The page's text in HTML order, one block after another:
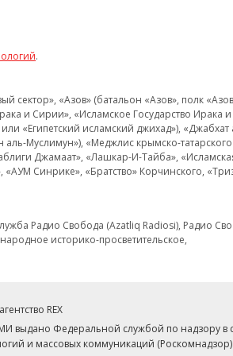
.
«Азов» (батальон «Азов», полк
и Сирии», «Исламское Государство Ирака и
«Египетский исламский джихад»), «Джабхат
Муслимун»), «Меджлис крымско-татарского
Джамаат», «Лашкар-И-Тайба»,
Синрике», «Братство» Корчинского,
Радио Свобода (Azatliq Radiosi), Радио
историко-просветительское,
REX
выдано Федеральной службой по надзору в
и массовых коммуникаций (Роскомнадзор).